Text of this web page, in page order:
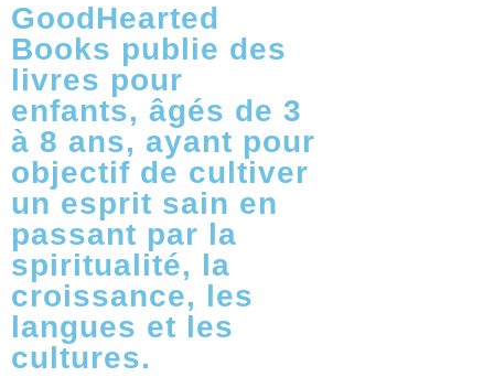
GoodHearted
Books publie des
livres pour
enfants, âgés de 3
à 8 ans, ayant pour
objectif de cultiver
un esprit sain en
passant par la
spiritualité, la
croissance, les
langues et les
cultures.